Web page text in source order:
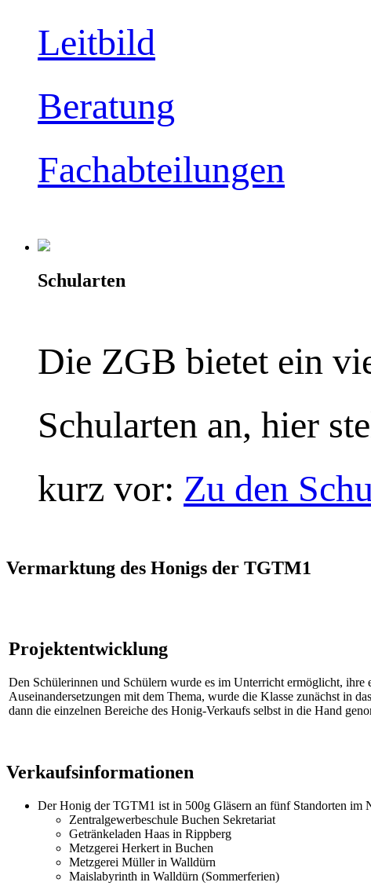
Leitbild
Beratung
Fachabteilungen
Schularten
Die ZGB bietet ein
Schularten an, hier
kurz vor: Zu den
Vermarktung des Honigs der TGTM1
Projektentwicklung
Den Schülerinnen und Schülern wurde es im Unterricht ermöglicht,
Auseinandersetzungen mit dem Thema, wurde die Klasse zunächst in
dann die einzelnen Bereiche des Honig-Verkaufs selbst in die Hand
Verkaufsinformationen
Der Honig der TGTM1 ist in 500g Gläsern an fünf Standorten im
Zentralgewerbeschule Buchen Sekretariat
Getränkeladen Haas in Rippberg
Metzgerei Herkert in Buchen
Metzgerei Müller in Walldürn
Maislabyrinth in Walldürn (Sommerferien)